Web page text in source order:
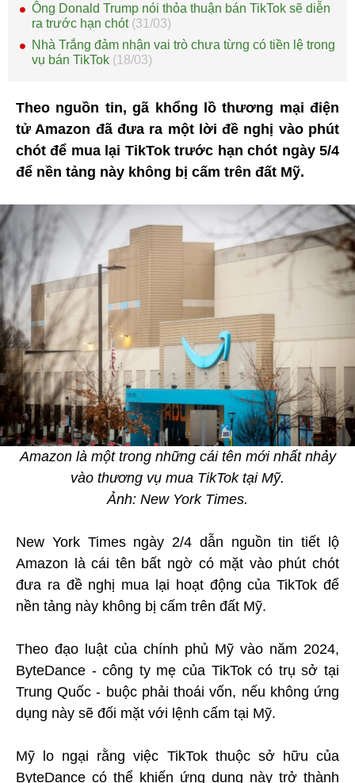
Ông Donald Trump nói thỏa thuận bán TikTok sẽ diễn
ra trước hạn chót (31/03)
Nhà Trắng đảm nhận vai trò chưa từng có tiền lệ trong
vụ bán TikTok (18/03)
Theo nguồn tin, gã khổng lồ thương mại điện
tử Amazon đã đưa ra một lời đề nghị vào phút
chót để mua lại TikTok trước hạn chót ngày 5/4
để nền tảng này không bị cấm trên đất Mỹ.
Amazon là một trong những cái tên mới nhất nhảy
vào thương vụ mua TikTok tại Mỹ.
Ảnh: New York Times.
New York Times ngày 2/4 dẫn nguồn tin tiết lộ
Amazon là cái tên bất ngờ có mặt vào phút chót
đưa ra đề nghị mua lại hoạt động của TikTok để
nền tảng này không bị cấm trên đất Mỹ.
Theo đạo luật của chính phủ Mỹ vào năm 2024,
ByteDance - công ty mẹ của TikTok có trụ sở tại
Trung Quốc - buộc phải thoái vốn, nếu không ứng
dụng này sẽ đối mặt với lệnh cấm tại Mỹ.
Mỹ lo ngại rằng việc TikTok thuộc sở hữu của
ByteDance có thể khiến ứng dụng này trở thành